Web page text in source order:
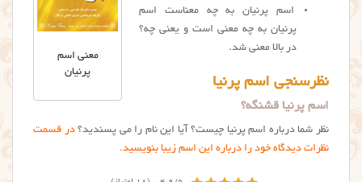
معنی اسم
پرنیان
اسم پرنیان به چه معناست اسم
پرنیان به چه معنی است و یعنی چه؟
در بالا معنی شد.
نظرسنجی اسم پرنیا
اسم پرنیا قشنگه؟
نظر شما درباره اسم پرنیا چیست؟ آیا این نام را می پسندید؟در قسمت
نظرات دیدگاه خود را درباره این اسم زیبا بنویسید.